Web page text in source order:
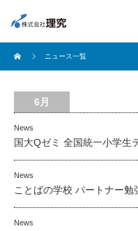
ニュース一覧
6月
News
国大Qゼミ 全国統一小学生
News
ことばの学校 パートナー勉
News